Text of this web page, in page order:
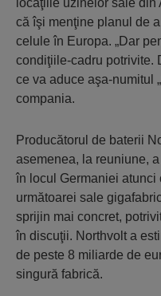
locaţiile uzinelor sale
că îşi menţine planul de
celule în Europa. „Dar
condiţiile-cadru potrivite.
ce va aduce aşa-numitul
compania.
Producătorul de baterii
asemenea, la reuniune,
în locul Germaniei atunci
următoarei sale
sprijin mai concret,
în discuţii. Northvolt a
de peste 8 miliarde de
singură fabrică.